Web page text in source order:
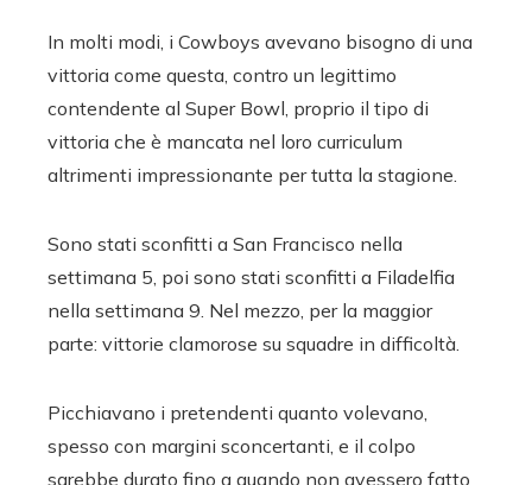
In molti modi, i Cowboys avevano bisogno di una
vittoria come questa, contro un legittimo
contendente al Super Bowl, proprio il tipo di
vittoria che è mancata nel loro curriculum
altrimenti impressionante per tutta la stagione.
Sono stati sconfitti a San Francisco nella
settimana 5, poi sono stati sconfitti a Filadelfia
nella settimana 9. Nel mezzo, per la maggior
parte: vittorie clamorose su squadre in difficoltà.
Picchiavano i pretendenti quanto volevano,
spesso con margini sconcertanti, e il colpo
sarebbe durato fino a quando non avessero fatto